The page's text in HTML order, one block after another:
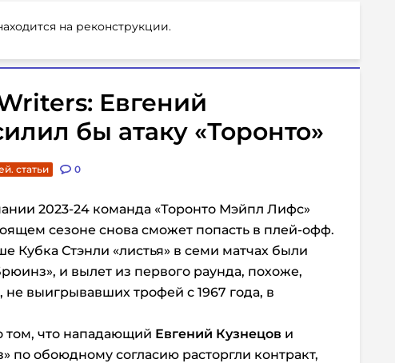
на реконструкции.
Евгений
бы атаку «Торонто»
статьи 0
2023-24 команда «Торонто Мэйпл Лифс»
сезоне снова сможет попасть в плей-офф.
Стэнли «листья» в семи матчах были
и вылет из первого раунда, похоже,
выигрывавших трофей с 1967 года, в
том, что нападающий Евгений Кузнецов и
по обоюдному согласию расторгли контракт,